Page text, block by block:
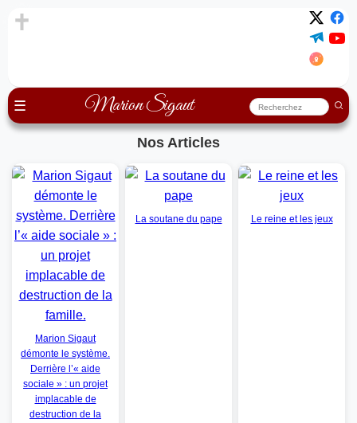
☰ Marion Sigaut
Nos Articles
Marion Sigaut
démonte le système.
Derrière l’« aide
sociale » : un projet
implacable de
destruction de la
La soutane du pape Le reine et les jeux